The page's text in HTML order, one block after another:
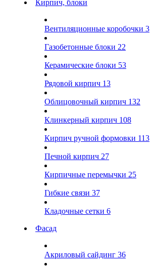
Кирпич, блоки
Вентиляционные коробочки 3
Газобетонные блоки 22
Керамические блоки 53
Рядовой кирпич 13
Облицовочный кирпич 132
Клинкерный кирпич 108
Кирпич ручной формовки 113
Печной кирпич 27
Кирпичные перемычки 25
Гибкие связи 37
Кладочные сетки 6
Фасад
Акриловый сайдинг 36